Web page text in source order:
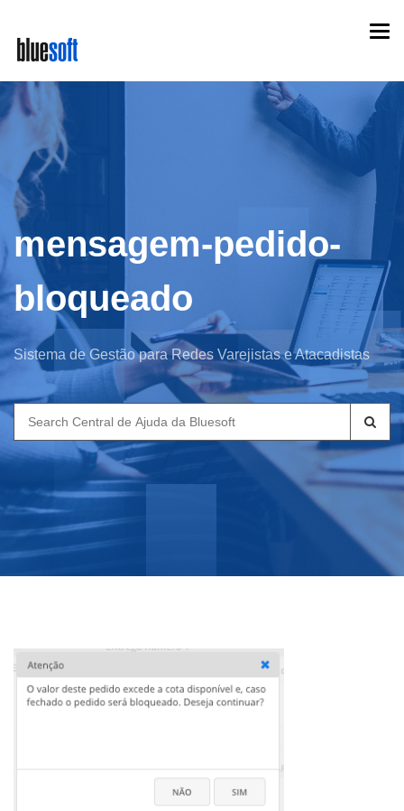
main
content
mensagem-pedido-
bloqueado
Sistema de Gestão para Redes Varejistas e Atacadistas
Search
for: